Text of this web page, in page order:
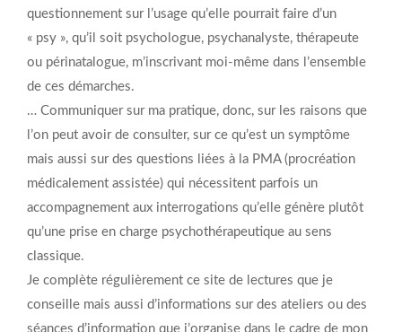
questionnement sur l’usage qu’elle pourrait faire d’un
« psy », qu’il soit psychologue, psychanalyste, thérapeute
ou périnatalogue, m’inscrivant moi-même dans l’ensemble
de ces démarches.
… Communiquer sur ma pratique, donc, sur les raisons que
l’on peut avoir de consulter, sur ce qu’est un symptôme
mais aussi sur des questions liées à la PMA (procréation
médicalement assistée) qui nécessitent parfois un
accompagnement aux interrogations qu’elle génère plutôt
qu’une prise en charge psychothérapeutique au sens
classique.
Je complète régulièrement ce site de lectures que je
conseille mais aussi d’informations sur des ateliers ou des
séances d’information que j’organise dans le cadre de mon